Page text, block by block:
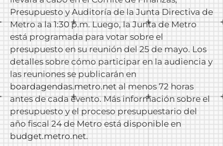
Presupuesto y Auditoría de la Junta Directiva de
Metro a la 1:30 p.m. Luego, la Junta de Metro
está programada para votar sobre el
presupuesto en su reunión del 25 de mayo. Los
detalles sobre cómo participar en la audiencia y
las reuniones se publicarán en
boardagendas.metro.net al menos 72 horas
antes de cada evento. Más información sobre el
presupuesto y el proceso presupuestario del
año fiscal 24 de Metro está disponible en
budget.metro.net.